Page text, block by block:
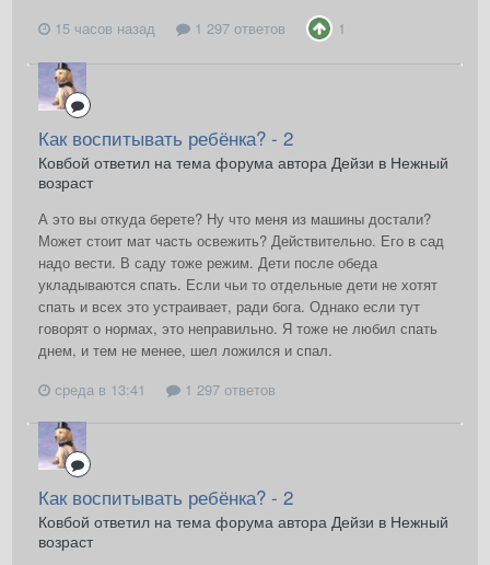
15 часов назад
1 297 ответов 1
Как воспитывать ребёнка? - 2
Ковбой ответил на тема форума автора Дейзи в Нежный
возраст
А это вы откуда берете? Ну что меня из машины достали?
Может стоит мат часть освежить? Действительно. Его в сад
надо вести. В саду тоже режим. Дети после обеда
укладываются спать. Если чьи то отдельные дети не хотят
спать и всех это устраивает, ради бога. Однако если тут
говорят о нормах, это неправильно. Я тоже не любил спать
днем, и тем не менее, шел ложился и спал.
среда в 13:41
1 297 ответов
Как воспитывать ребёнка? - 2
Ковбой ответил на тема форума автора Дейзи в Нежный
возраст